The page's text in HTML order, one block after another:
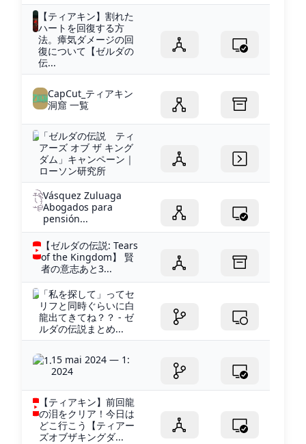
【ティアキン】割れた
ハートを回復する方
法。瘴気ダメージの回
復について【ゼルダの
伝...
CapCut_ティアキン
洞窟 一覧
「ゼルダの伝説 ティ
アーズ オブ ザ キング
ダム」キャンペーン｜
ローソン研究所
Vásquez Zuluaga
Abogados para
pensión...
【ゼルダの伝説: Tears
of the Kingdom】 賢
者の意志あと3...
「私を探して」ってセ
リフと同時ぐらいに白
龍出てきてね？？ - ゼ
ルダの伝説まとめ...
15 mai 2024 — 1:
2024
【ティアキン】前回龍
の泪をクリア！今日は
どこ行こう【ティアー
ズオブザキングダ...